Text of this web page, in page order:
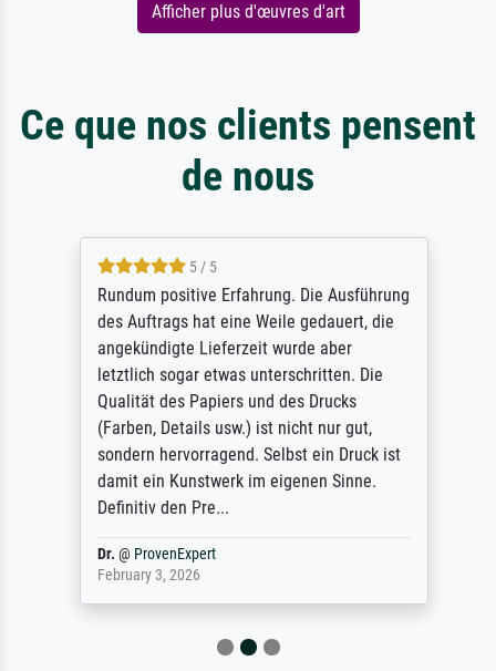
Afficher plus d'œuvres d'art
Ce que nos clients pensent
de nous
5 / 5
Rundum positive Erfahrung. Die Ausführung
des Auftrags hat eine Weile gedauert, die
angekündigte Lieferzeit wurde aber
letztlich sogar etwas unterschritten. Die
Qualität des Papiers und des Drucks
(Farben, Details usw.) ist nicht nur gut,
sondern hervorragend. Selbst ein Druck ist
damit ein Kunstwerk im eigenen Sinne.
Definitiv den Pre...
Dr.@ProvenExpert
February 3, 2026